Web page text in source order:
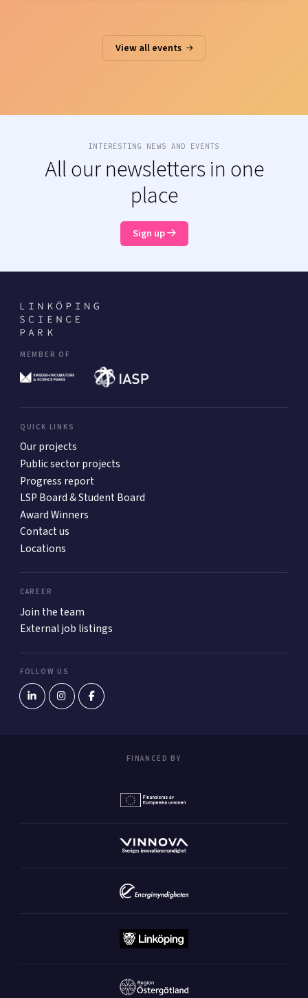
View all events
INTERESTING NEWS AND EVENTS
All our newsletters in one
place
Sign up
MEMBER OF
QUICK LINKS
Our projects
Public sector projects
Progress report
LSP Board & Student Board
Award Winners
Contact us
Locations
CAREER
Join the team
External job listings
FOLLOW US
FINANCED BY